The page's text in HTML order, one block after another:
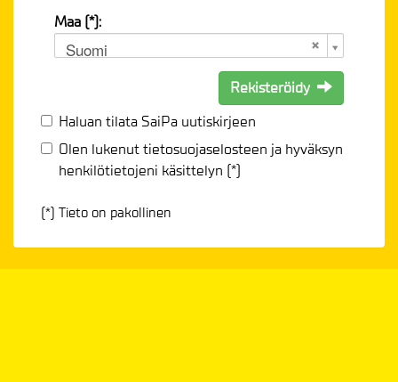
Maa (*):
Suomi
Rekisteröidy
Haluan tilata SaiPa uutiskirjeen
Olen lukenuttietosuojaselosteen ja hyväksyn
henkilötietojeni käsittelyn (*)
(*) Tieto on pakollinen